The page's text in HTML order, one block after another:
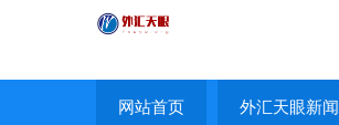
网站首页 外汇天眼新闻